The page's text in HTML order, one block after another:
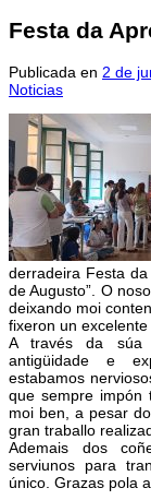
Festa da
Publicada en 2 de
Noticias
derradeira Festa
de Augusto”. O
deixando moi
fixeron un
A través da súa
antigüidade e
estabamos
que sempre impón
moi ben, a pesar
gran traballo
Ademais dos
serviunos para
único. Grazas pola